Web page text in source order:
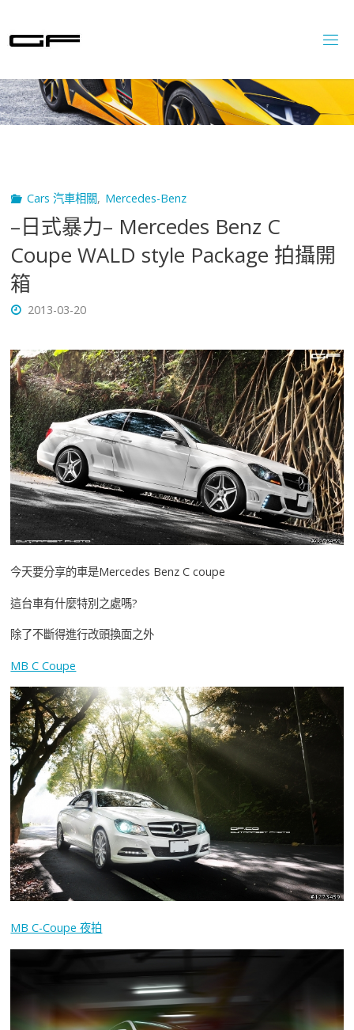
content
Cars 汽車相關, Mercedes-Benz
–日式暴力– Mercedes Benz C
Coupe WALD style Package 拍攝開
箱
2013-03-20
今天要分享的車是Mercedes Benz C coupe
這台車有什麼特別之處嗎?
除了不斷得進行改頭換面之外
MB C Coupe
MB C-Coupe 夜拍